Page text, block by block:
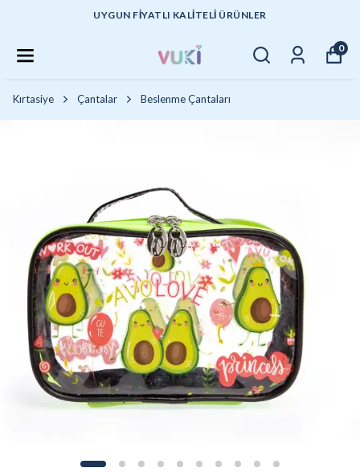
UYGUN FİYATLI KALİTELİ ÜRÜNLER
0
Kırtasiye Çantalar Beslenme Çantaları